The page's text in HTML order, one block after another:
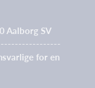
Aalborg SV
for en